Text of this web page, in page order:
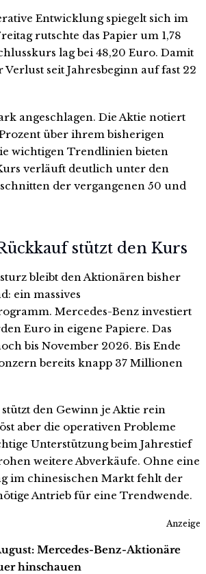
Entwicklung spiegelt sich im
rutschte das Papier um 1,78
lag bei 48,20 Euro. Damit
seit Jahresbeginn auf fast 22
angeschlagen. Die Aktie notiert
über ihrem bisherigen
wichtigen Trendlinien bieten
verläuft deutlich unter den
der vergangenen 50 und
stützt den Kurs
bleibt den Aktionären bisher
ein massives
Mercedes-Benz investiert
Euro in eigene Papiere. Das
bis November 2026. Bis Ende
bereits knapp 37 Millionen
den Gewinn je Aktie rein
aber die operativen Probleme
Unterstützung beim Jahrestief
weitere Abverkäufe. Ohne eine
im chinesischen Markt fehlt der
Antrieb für eine Trendwende.
Anzeige
Mercedes-Benz-Aktionäre
hinschauen